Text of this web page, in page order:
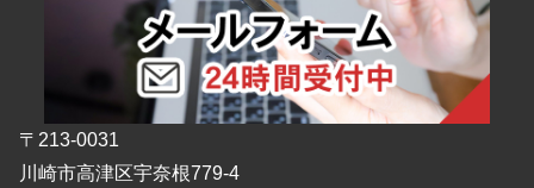
〒213-0031
川崎市高津区宇奈根779-4